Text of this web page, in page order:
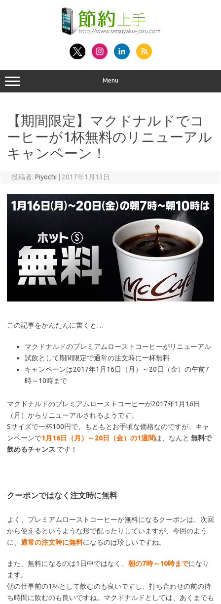
Menu
【期間限定】マクドナルドでコ
ーヒーが1杯無料のリニューアル
キャンペーン！
投稿者: Piyochi 2017年1月13日
この記事をかんたんに書くと…
マクドナルドのプレミアムローストコーヒーがリニューアル
試飲として期間限定で通常の注文時に一杯無料
キャンペーンは2017年1月16日（月）～20日（金）の午前7
時～10時まで
マクドナルドのプレミアムローストコーヒーが2017年1月16日
（月）からリニューアルされるようです。
Sサイズで一杯100円で、もともとお手頃な価格なのですが、キャ
ンペーンで1月16日（月）～20日（金）の1週間は、なんと 無料で
飲めるチャンス です！
クーポンではなく注文時に無料
よく、プレミアムローストコーヒーが無料になるクーポンは、次回
から使えるというような形で配ったりしていますが、今回のよう
に、 通常の注文時に無料になるのは珍しいですね。
また、無料になるのは1日中ではなく、 朝の7時～10時までになり
ます。
朝の仕事前の1杯として飲むのも良いですし、打ち合わせの前の待
ち時間に飲むのも良いですね。マクドナルドとしては、あくまでも